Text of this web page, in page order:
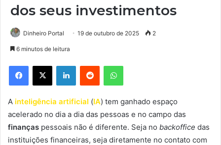
dos seus investimentos
Dinheiro Portal 19 de outubro de 2025 2
6 minutos de leitura
Facebook
X LinkedinReddit WhatsApp
A inteligência artificial (IA) tem ganhado espaço
acelerado no dia a dia das pessoas e no campo das
finanças pessoais não é diferente. Seja no backoffice das
instituições financeiras, seja diretamente no contato com